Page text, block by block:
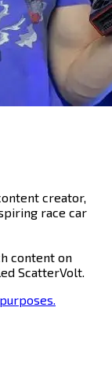
creator,
race car
content on
.